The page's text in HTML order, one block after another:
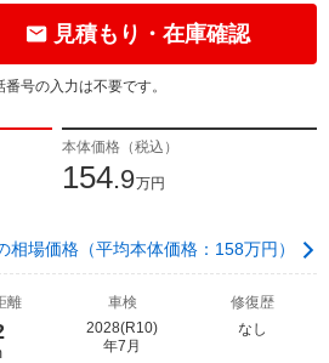
見積もり・在庫確認
号の入力は不要です。
本体価格（税込）
154.9万円
相場価格（平均本体価格：158万円）
離
車検
2028(R10)
年7月
修復歴
なし